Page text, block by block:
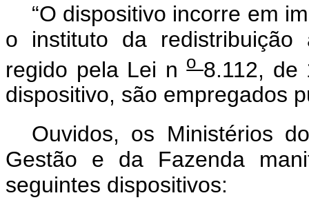
“O dispositivo incorre em
o instituto da
regido pela Lei no 8.112, de
dispositivo, são empregados
Ouvidos, os Ministérios
Gestão e da Fazenda
seguintes dispositivos: